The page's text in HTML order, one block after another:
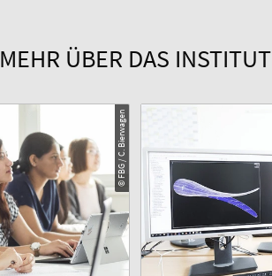
MEHR ÜBER DAS INSTITUT
© FBG / C. Bierwagen